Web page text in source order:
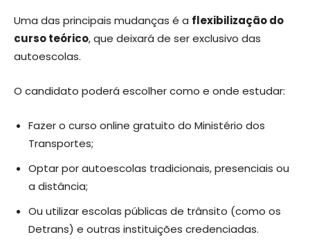
Uma das principais mudanças é a flexibilização do
curso teórico, que deixará de ser exclusivo das
autoescolas.
O candidato poderá escolher como e onde estudar:
Fazer o curso online gratuito do Ministério dos
Transportes;
Optar por autoescolas tradicionais, presenciais ou
a distância;
Ou utilizar escolas públicas de trânsito (como os
Detrans) e outras instituições credenciadas.